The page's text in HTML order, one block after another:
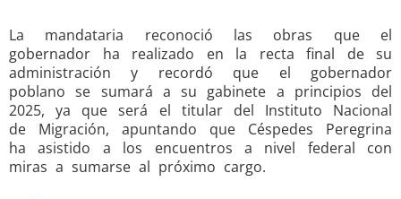
La mandataria reconoció las obras que el
gobernador ha realizado en la recta final de su
administración y recordó que el gobernador
poblano se sumará a su gabinete a principios del
2025, ya que será el titular del Instituto Nacional
de Migración, apuntando que Céspedes Peregrina
ha asistido a los encuentros a nivel federal con
miras a sumarse al próximo cargo.